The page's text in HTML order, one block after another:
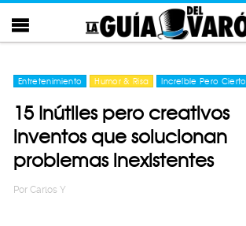
Entretenimiento Humor & Risa Increíble Pero Cierto
15 Inútiles pero creativos
inventos que solucionan
problemas inexistentes
Por Carlos Y